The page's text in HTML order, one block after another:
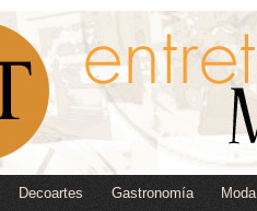
Decoartes Gastronomía Moda